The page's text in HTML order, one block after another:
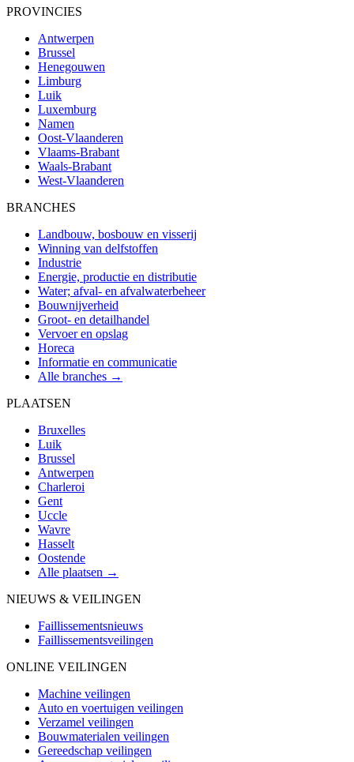
PROVINCIES
Antwerpen
Brussel
Henegouwen
Limburg
Luik
Luxemburg
Namen
Oost-Vlaanderen
Vlaams-Brabant
Waals-Brabant
West-Vlaanderen
BRANCHES
Landbouw, bosbouw en visserij
Winning van delfstoffen
Industrie
Energie, productie en distributie
Water; afval- en afvalwaterbeheer
Bouwnijverheid
Groot- en detailhandel
Vervoer en opslag
Horeca
Informatie en communicatie
Alle branches →
PLAATSEN
Bruxelles
Luik
Brussel
Antwerpen
Charleroi
Gent
Uccle
Wavre
Hasselt
Oostende
Alle plaatsen →
NIEUWS & VEILINGEN
Faillissementsnieuws
Faillissementsveilingen
ONLINE VEILINGEN
Machine veilingen
Auto en voertuigen veilingen
Verzamel veilingen
Bouwmaterialen veilingen
Gereedschap veilingen